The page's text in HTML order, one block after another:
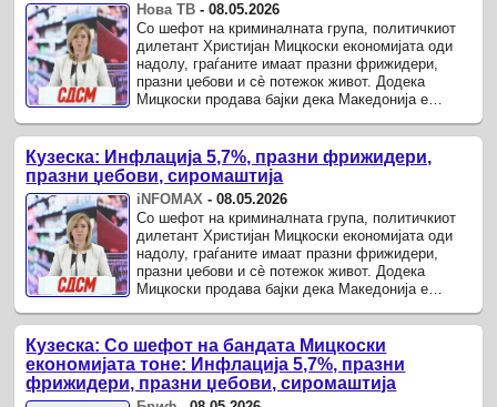
Нова ТВ -08.05.2026
Со шефот на криминалната група, политичкиот
дилетант Христијан Мицкоски економијата оди
надолу, граѓаните имаат празни фрижидери,
празни џебови и сè потежок живот. Додека
Мицкоски продава бајки дека Македонија е
Кузеска: Инфлација 5,7%, празни фрижидери,
празни џебови, сиромаштија
iNFOMAX -08.05.2026
Со шефот на криминалната група, политичкиот
дилетант Христијан Мицкоски економијата оди
надолу, граѓаните имаат празни фрижидери,
празни џебови и сè потежок живот. Додека
Мицкоски продава бајки дека Македонија е
Кузеска: Со шефот на бандата Мицкоски
економијата тоне: Инфлација 5,7%, празни
фрижидери, празни џебови, сиромаштија